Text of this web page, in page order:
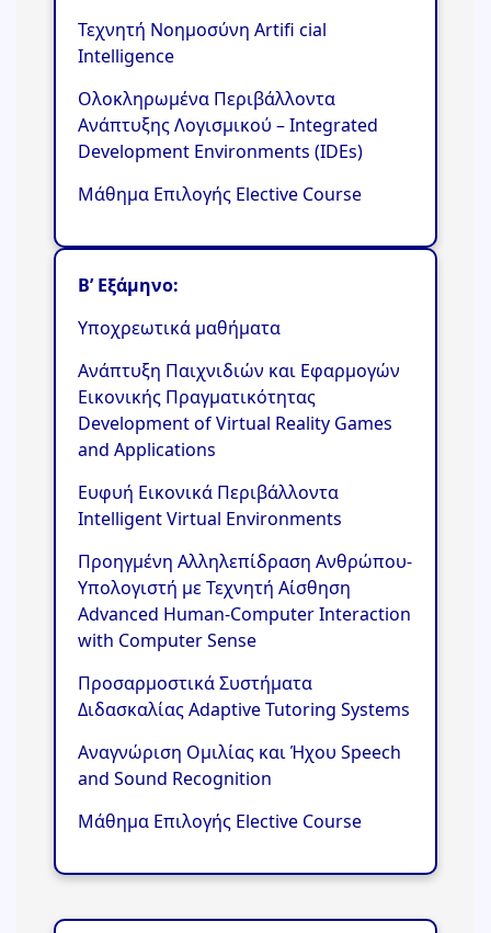
Τεχνητή Νοημοσύνη Artifi cial
Intelligence
Ολοκληρωμένα Περιβάλλοντα
Ανάπτυξης Λογισμικού – Integrated
Development Environments (IDEs)
Μάθημα Επιλογής Elective Course
Β’ Εξάμηνο:
Υποχρεωτικά μαθήματα
Ανάπτυξη Παιχνιδιών και Εφαρμογών
Εικονικής Πραγματικότητας
Development of Virtual Reality Games
and Applications
Ευφυή Εικονικά Περιβάλλοντα
Intelligent Virtual Environments
Προηγμένη Αλληλεπίδραση Ανθρώπου-
Υπολογιστή με Τεχνητή Αίσθηση
Advanced Human-Computer Interaction
with Computer Sense
Προσαρμοστικά Συστήματα
Διδασκαλίας Adaptive Tutoring Systems
Αναγνώριση Ομιλίας και Ήχου Speech
and Sound Recognition
Μάθημα Επιλογής Elective Course